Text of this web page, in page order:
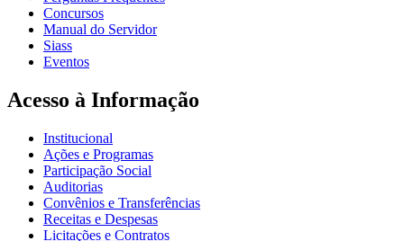
Concursos
Manual do Servidor
Siass
Eventos
Acesso à Informação
Institucional
Ações e Programas
Participação Social
Auditorias
Convênios e Transferências
Receitas e Despesas
Licitações e Contratos